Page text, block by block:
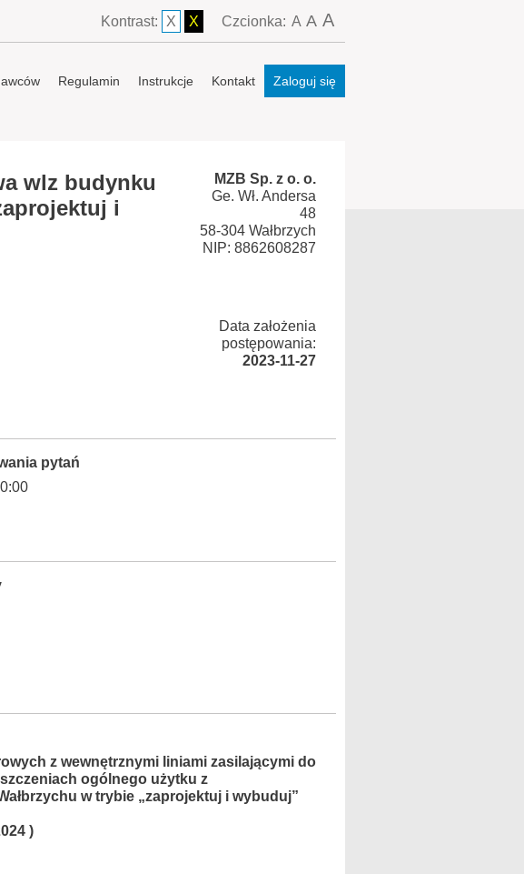
Kontrast: X X Czcionka: A A A
Regulamin Instrukcje Kontakt Zaloguj się
wlz budynku
i
MZB Sp. z o. o.
Ge. Wł. Andersa
48
58-304 Wałbrzych
NIP: 8862608287
Data założenia
postępowania:
2023-11-27
pytań
z wewnętrznymi liniami zasilającymi do
ogólnego użytku z
w trybie „zaprojektuj i wybuduj”
)